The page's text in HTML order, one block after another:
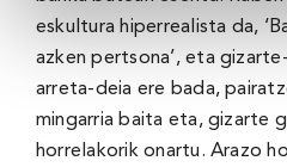
eskultura hiperrealista da,
azken pertsona’, eta
arreta-deia ere bada,
mingarria baita eta, gizarte
horrelakorik onartu. Arazo